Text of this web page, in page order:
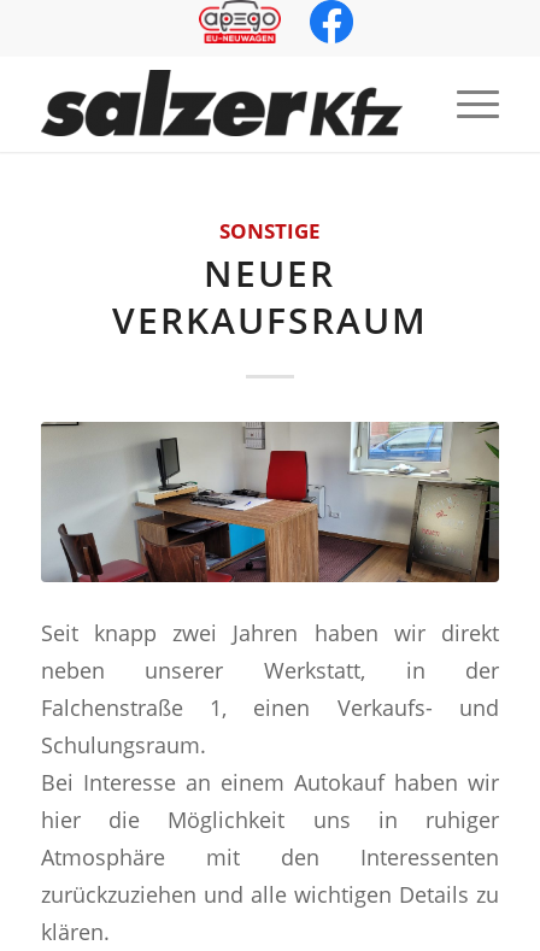
SONSTIGE
NEUER
VERKAUFSRAUM
Seit knapp zwei Jahren haben wir direkt
neben unserer Werkstatt, in der
Falchenstraße 1, einen Verkaufs- und
Schulungsraum.
Bei Interesse an einem Autokauf haben wir
hier die Möglichkeit uns in ruhiger
Atmosphäre mit den Interessenten
zurückzuziehen und alle wichtigen Details zu
klären.